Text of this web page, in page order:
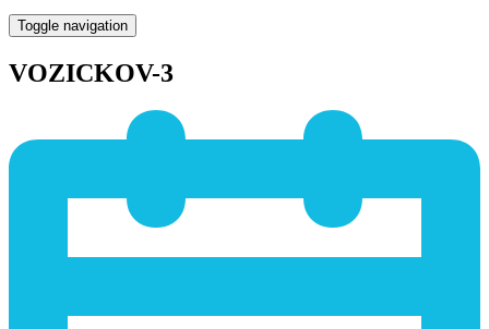
Toggle navigation
VOZICKOV-3